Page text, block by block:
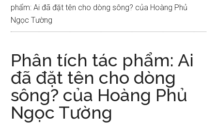
phẩm: Ai đã đặt tên cho dòng sông? của Hoàng Phủ
Ngọc Tường
Phân tích tác phẩm: Ai
đã đặt tên cho dòng
sông? của Hoàng Phủ
Ngọc Tường